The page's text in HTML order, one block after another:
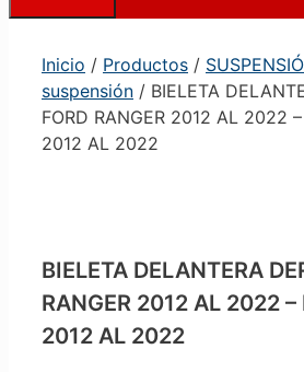
Inicio / Productos /
suspensión / BIELETA
FORD RANGER 2012 AL 2022
2012 AL 2022
BIELETA DELANTERA
RANGER 2012 AL 2022
2012 AL 2022